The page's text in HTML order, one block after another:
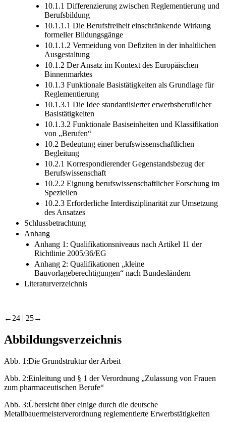
10.1.1 Differenzierung zwischen Reglementierung und
Berufsbildung
10.1.1.1 Die Berufsfreiheit einschränkende Wirkung
formeller Bildungsgänge
10.1.1.2 Vermeidung von Defiziten in der inhaltlichen
Ausgestaltung
10.1.2 Der Ansatz im Kontext des Europäischen
Binnenmarktes
10.1.3 Funktionale Basistätigkeiten als Grundlage für
Reglementierung
10.1.3.1 Die Idee standardisierter erwerbsberuflicher
Basistätigkeiten
10.1.3.2 Funktionale Basiseinheiten und Klassifikation
von „Berufen“
10.2 Bedeutung einer berufswissenschaftlichen
Begleitung
10.2.1 Korrespondierender Gegenstandsbezug der
Berufswissenschaft
10.2.2 Eignung berufswissenschaftlicher Forschung im
Speziellen
10.2.3 Erforderliche Interdisziplinarität zur Umsetzung
des Ansatzes
Schlussbetrachtung
Anhang
Anhang 1: Qualifikationsniveaus nach Artikel 11 der
Richtlinie 2005/36/EG
Anhang 2: Qualifikationen „kleine
Bauvorlageberechtigungen“ nach Bundesländern
Literaturverzeichnis
←24 | 25→
Abbildungsverzeichnis
Abb. 1:Die Grundstruktur der Arbeit
Abb. 2:Einleitung und § 1 der Verordnung „Zulassung von Frauen
zum pharmaceutischen Berufe“
Abb. 3:Übersicht über einige durch die deutsche
Metallbauermeisterverordnung reglementierte Erwerbstätigkeiten